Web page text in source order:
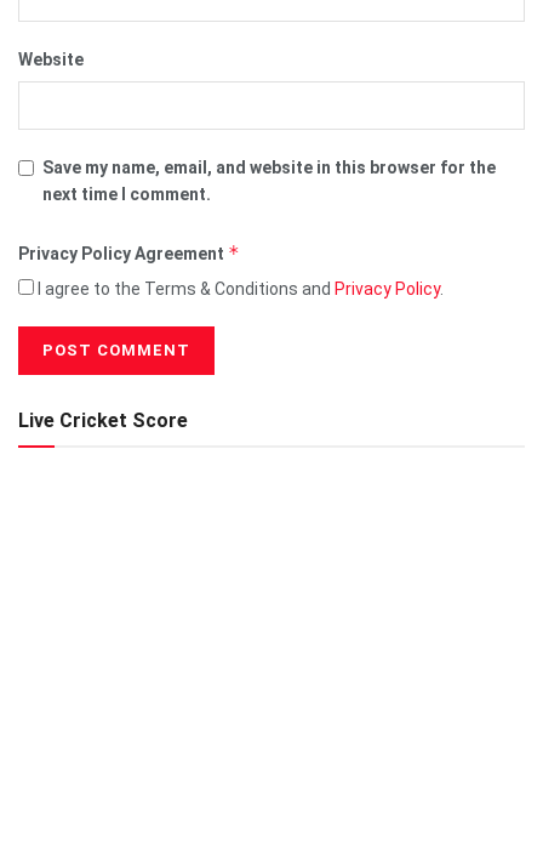
Website
Save my name, email, and website in this browser for the
next time I comment.
Privacy Policy Agreement *
I agree to the Terms & Conditions and Privacy Policy.
Live Cricket Score